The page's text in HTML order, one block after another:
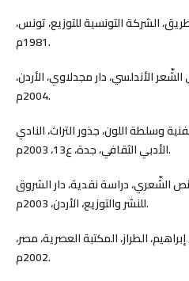
الشركة التونسية للتوزيع، تونس،
1981م.
الأندلسي، دار مجدلاوي، الأردن،
2004م.
وسلطة اللون، جذور التراث، النادي
الأدبي الثقافي، جدة، ع13، 2003م.
الشّعري، دراسة نقدية، دار الشروق
للنشر والتوزيع، الأردن، 2003م.
الطراز، المكتبة العصرية، مصر،
2002م.